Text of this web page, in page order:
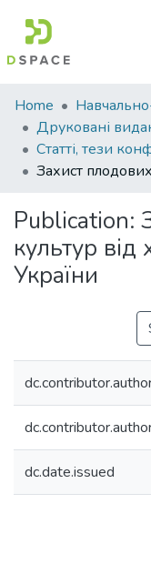
Communities
&
Collections
Statistics
Home
Publication:
культур від
України
dc.date.issued